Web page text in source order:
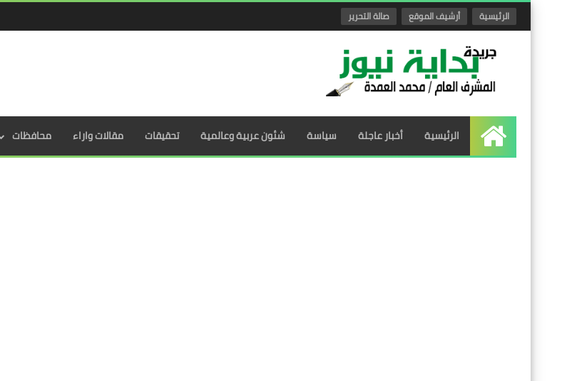
الرئيسية أرشيف الموقع صالة التحرير
الرئيسية
الرئيسية أخبار عاجلة سياسة شئون عربية وعالمية تحقيقات مقالات واراء محافظات